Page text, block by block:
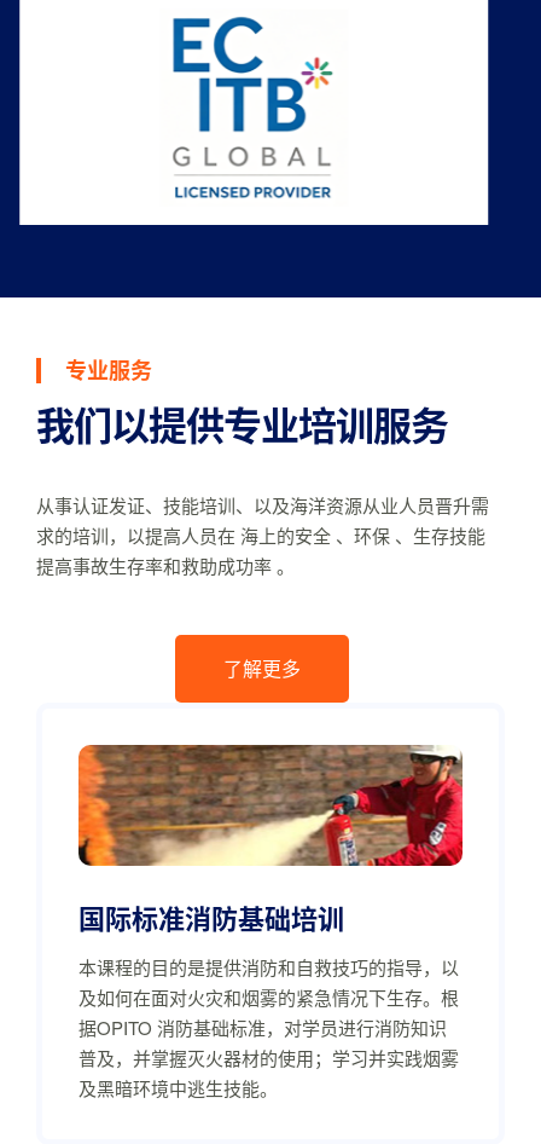
专业服务
我们以提供专业培训服务
从事认证发证、技能培训、以及海洋资源从业人员晋升需
求的培训，以提高人员在 海上的安全 、环保 、生存技能
提高事故生存率和救助成功率 。
了解更多
国际标准消防基础培训
本课程的目的是提供消防和自救技巧的指导，以
及如何在面对火灾和烟雾的紧急情况下生存。根
据OPITO 消防基础标准，对学员进行消防知识
普及，并掌握灭火器材的使用；学习并实践烟雾
及黑暗环境中逃生技能。